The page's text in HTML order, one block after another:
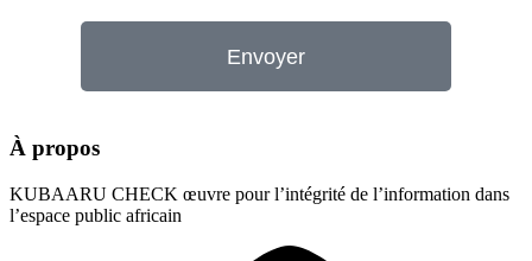
Envoyer
À propos
KUBAARU CHECK œuvre pour l’intégrité de l’information dans
l’espace public africain